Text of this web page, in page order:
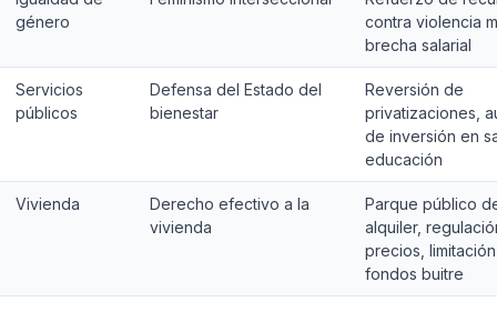
género
contra violencia
brecha salarial
Servicios
públicos
Defensa del Estado del
bienestar
Reversión de
privatizaciones,
de inversión en
educación
Vivienda
Derecho efectivo a la
vivienda
Parque público
alquiler,
precios,
fondos buitre